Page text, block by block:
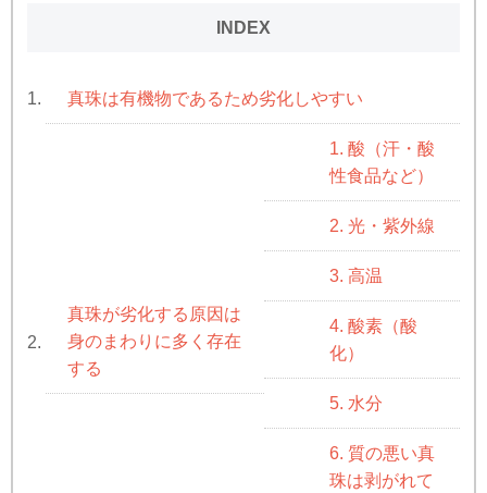
INDEX
1. 真珠は有機物であるため劣化しやすい
2.
真珠が劣化する原因は
身のまわりに多く存在
する
1. 酸（汗・酸
性食品など）
2. 光・紫外線
3. 高温
4. 酸素（酸
化）
5. 水分
6. 質の悪い真
珠は剥がれて